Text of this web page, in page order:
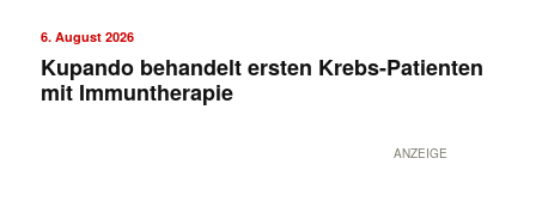
6. August 2026
Kupando behandelt ersten Krebs-Patienten
mit Immuntherapie
ANZEIGE